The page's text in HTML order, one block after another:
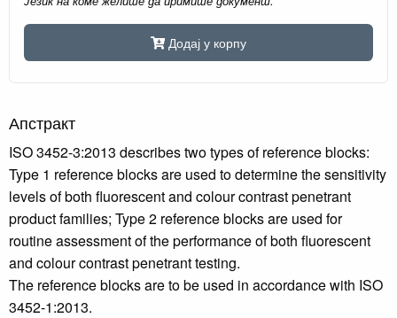
Додај у корпу
Апстракт
ISO 3452-3:2013 describes two types of reference blocks:
Type 1 reference blocks are used to determine the sensitivity
levels of both fluorescent and colour contrast penetrant
product families; Type 2 reference blocks are used for
routine assessment of the performance of both fluorescent
and colour contrast penetrant testing.
The reference blocks are to be used in accordance with ISO
3452-1:2013.